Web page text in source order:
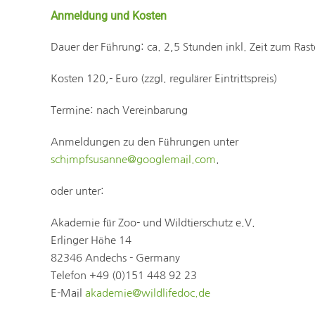
Anmeldung und Kosten
Dauer der Führung: ca. 2,5 Stunden inkl. Zeit zum
Kosten 120,- Euro (zzgl. regulärer Eintrittspreis)
Termine: nach Vereinbarung
Anmeldungen zu den Führungen unter
schimpfsusanne@googlemail.com
oder unter:
Akademie für Zoo- und Wildtierschutz e.V.
Erlinger Höhe 14
82346 Andechs - Germany
Telefon +49 (0)151 448 92 23
E-Mail akademie@wildlifedoc.de